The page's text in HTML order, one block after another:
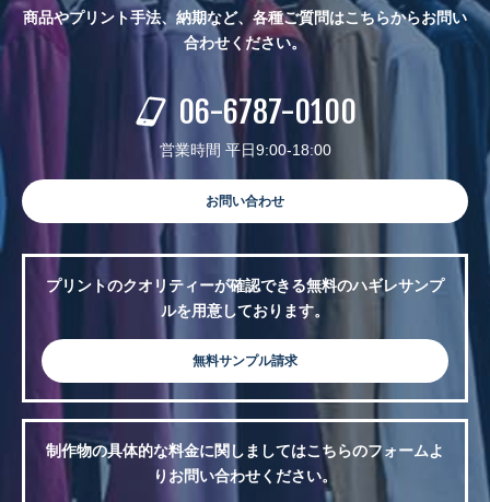
商品やプリント手法、納期など、各種ご質問はこちらからお問い
合わせください。
06-6787-0100
営業時間 平日9:00-18:00
お問い合わせ
プリントのクオリティーが確認できる無料のハギレサンプ
ルを用意しております。
無料サンプル請求
制作物の具体的な料金に関しましてはこちらのフォームよ
りお問い合わせください。